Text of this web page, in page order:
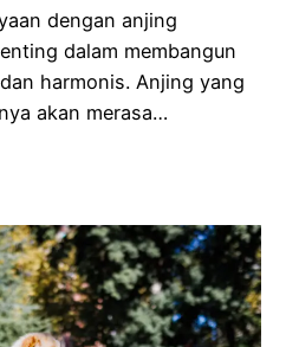
dengan anjing
dalam membangun
harmonis. Anjing yang
akan merasa…